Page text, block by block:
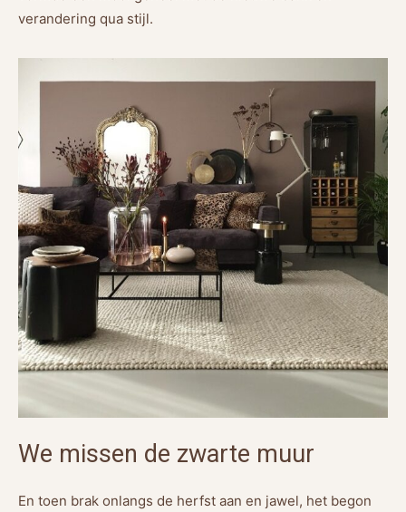
verandering qua stijl.
We missen de zwarte muur
En toen brak onlangs de herfst aan en jawel, het begon